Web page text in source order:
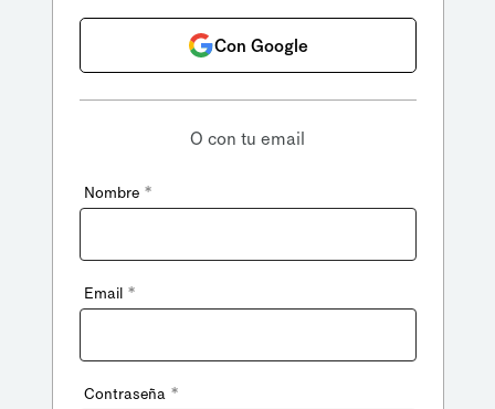
Con Google
O con tu email
Nombre *
Email *
Contraseña *